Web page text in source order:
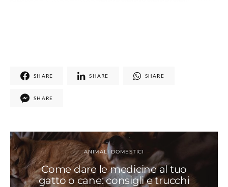
SHARE SHARE SHARE
SHARE
ANIMALI DOMESTICI
Come dare le medicine al tuo
gatto o cane: consigli e trucchi